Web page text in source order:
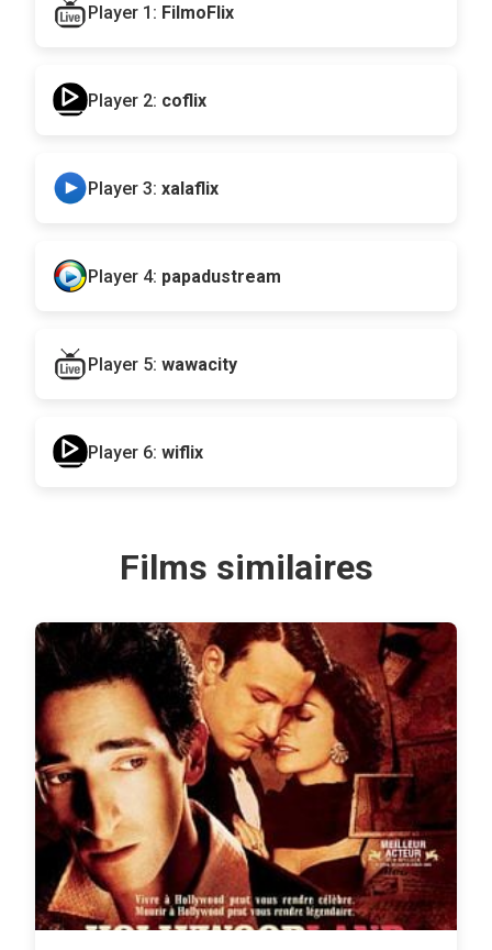
Player 1: FilmoFlix
Player 2: coflix
Player 3: xalaflix
Player 4: papadustream
Player 5: wawacity
Player 6: wiflix
Films similaires